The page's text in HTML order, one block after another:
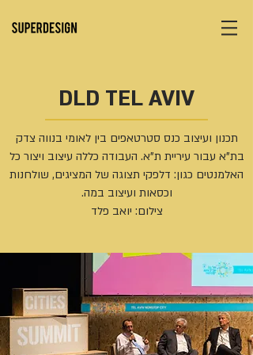
DLD TEL AVIV
תכנון ועיצוב כנס סטרטאפים בין לאומי בנווה צדק
בת"א עבור עיריית ת"א. העבודה כללה עיצוב ויצור כל
האלמנטים כגון: דלפקי תצוגה של המציגים, שולחנות
וכסאות ועיצוב במה.
צילום: יואב פלד